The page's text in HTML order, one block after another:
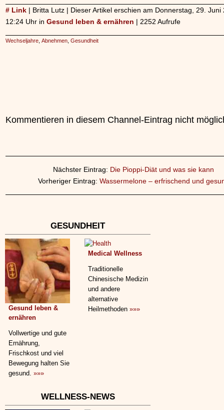
# Link | Britta Lutz | Dieser Artikel erschien am Donnerstag, 29. Juni
12:24 Uhr in Gesund leben & ernähren | 2252 Aufrufe
Wechseljahre Abnehmen Gesundheit
Kommentieren in diesem Channel-Eintrag nicht
Nächster Eintrag: Die Pioppi-Diät und was sie kann
Vorheriger Eintrag: Wassermelone – erfrischend und
GESUNDHEIT
Gesund leben &
ernähren
Vollwertige und gute
Ernährung,
Frischkost und viel
Bewegung halten Sie
gesund. »»»
Medical Wellness
Traditionelle
Chinesische Medizin
und andere
alternative
Heilmethoden »»»
WELLNESS-NEWS